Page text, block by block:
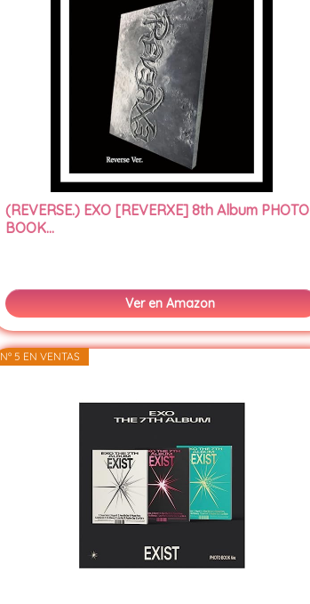
(REVERSE.) EXO [REVERXE] 8th Album PHOTO
BOOK...
Ver en Amazon
Nº 5 EN VENTAS